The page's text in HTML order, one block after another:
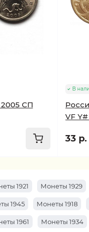
СП
В
VF Y#
33 р.
1921 Монеты 1929
1945 Монеты 1918
1961 Монеты 1934